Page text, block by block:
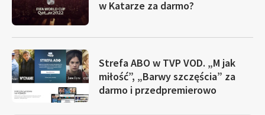
w Katarze za darmo?
Strefa ABO w TVP VOD. „M jak
miłość”, „Barwy szczęścia” za
darmo i przedpremierowo